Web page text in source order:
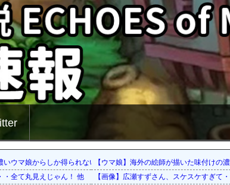
いウマ娘からしか得られない栄養素はある
・全て丸見えじゃん！ 他
【ウマ娘】海外の絵師が描いた味付けの
【画像】広瀬すずさん、スケスケすぎて